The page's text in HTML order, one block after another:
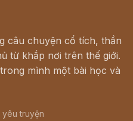
câu chuyện cổ tích, thần
từ khắp nơi trên thế giới.
mình một bài học và
truyện